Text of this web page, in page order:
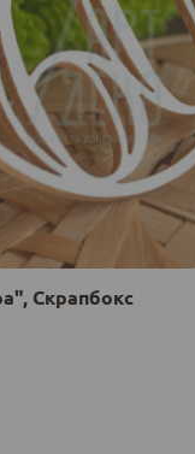
Скрапбокс